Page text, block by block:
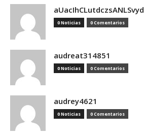
aUacIhCLutdczsANLSvyd
0 Noticias 0 Comentarios
audreat314851
0 Noticias 0 Comentarios
audrey4621
0 Noticias 0 Comentarios